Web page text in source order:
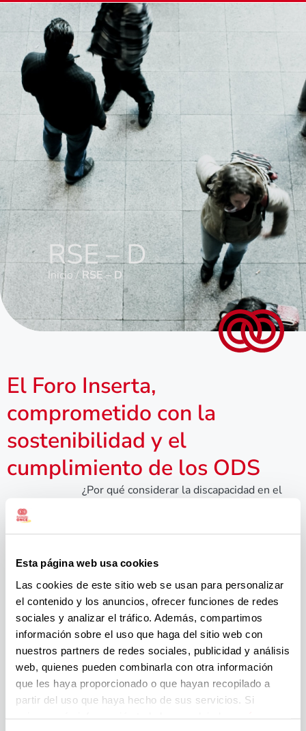
Esta página web usa cookies
Las cookies de este sitio web se usan para personalizar
el contenido y los anuncios, ofrecer funciones de redes
sociales y analizar el tráfico. Además, compartimos
información sobre el uso que haga del sitio web con
nuestros partners de redes sociales, publicidad y análisis
web, quienes pueden combinarla con otra información
que les haya proporcionado o que hayan recopilado a
partir del uso que haya hecho de sus servicios. Si
RSE – D
Inicio/RSE – D
El Foro Inserta,
comprometido con la
sostenibilidad y el
cumplimiento de los ODS
¿Por qué considerar la discapacidad en el
Fundación ONCE-Inserta y el FIR tienen
social de las personas con discapacidad
haciendo efectivo el principio de igualdad de
oportunidades y no discriminación, y
mejorando su calidad de vida y la de sus
familias, con tres focos principales: la
formación, el empleo y la accesibilidad
universal de productos, servicios y
entornos.
Desarrollan su labor con el máximo
compromiso hacia la sostenibilidad, desde